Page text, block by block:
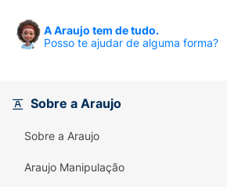
Ação Pós-Barba:
drástica de vermelhidão,
encravados, mesmo nas peles
A Araujo tem de tudo.
Posso te ajudar de alguma forma?
Sobre a Araujo
Sobre a Araujo
Araujo Manipulação